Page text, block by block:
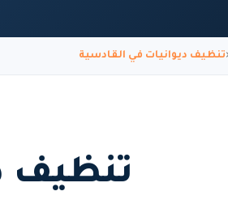
تنظيف ديوانيات في القادسية
تنظيف